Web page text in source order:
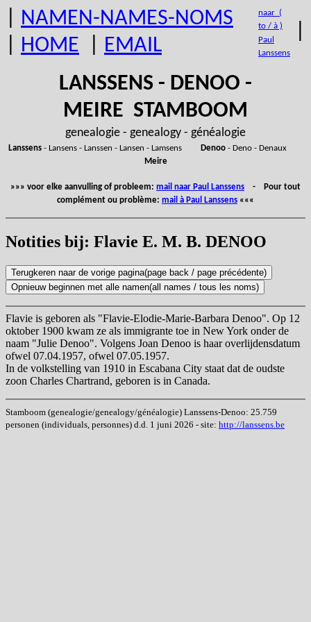
NAMEN-NAMES-NOMS
HOME EMAIL
naar (
to / à )
Paul
Lanssens
LANSSENS - DENOO -
MEIRE STAMBOOM
genealogie - genealogy - généalogie
Lanssens- Lansens - Lanssen - Lansen - Lamsens Denoo- Deno - Denaux
Meire
»»» voor elke aanvulling of probleem: mail naar Paul Lanssens - Pour tout
complément ou problème: mail à Paul Lanssens «««
Notities bij: Flavie E. M. B. DENOO
Flavie is geboren als "Flavie-Elodie-Marie-Barbara Denoo". Op 12
oktober 1900 kwam ze als immigrante toe in New York onder de
naam "Julie Denoo". Volgens Joan Denoo is haar overlijdensdatum
ofwel 07.04.1957, ofwel 07.05.1957.
In de volkstelling van 1910 in Escabana City staat dat de oudste
zoon Charles Chartrand, geboren is in Canada.
Stamboom (genealogie/genealogy/généalogie) Lanssens-Denoo: 25.759
personen (individuals, personnes) d.d. 1 juni 2026 - site: http://lanssens.be